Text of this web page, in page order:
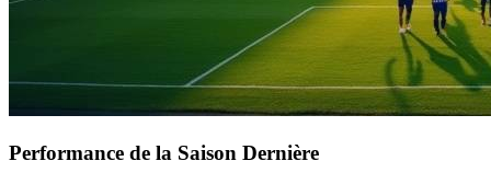
Performance de la Saison Dernière